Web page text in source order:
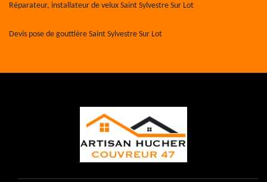
Réparateur, installateur de velux Saint Sylvestre Sur Lot
Devis pose de gouttière Saint Sylvestre Sur Lot